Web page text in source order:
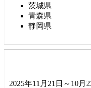
茨城県
青森県
静岡県
2025年11月21日～10月